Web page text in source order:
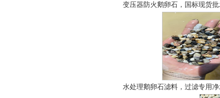
变压器防火鹅卵石，国标现货
水处理鹅卵石滤料，过滤专用